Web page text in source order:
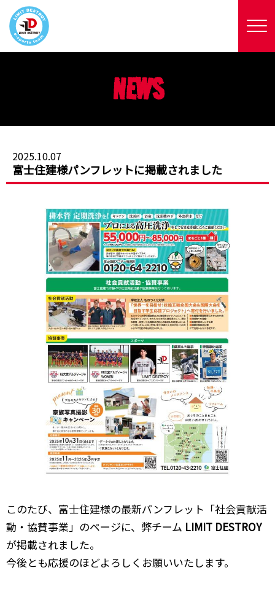
NEWS
2025.10.07
富士住建様パンフレットに掲載されました
このたび、富士住建様の最新パンフレット「社会貢献活
動・協賛事業」のページに、弊チーム LIMIT DESTROY
が掲載されました。
今後とも応援のほどよろしくお願いいたします。